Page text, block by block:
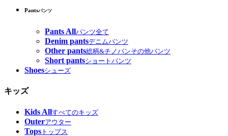
Pantsパンツ
Pants Allパンツ全て
Denim pantsデニムパンツ
Other pants総柄&チノパンその他パンツ
Short pantsショートパンツ
Shoesシューズ
キッズ
Kids Allすべてのキッズ
Outerアウター
Tops トップス